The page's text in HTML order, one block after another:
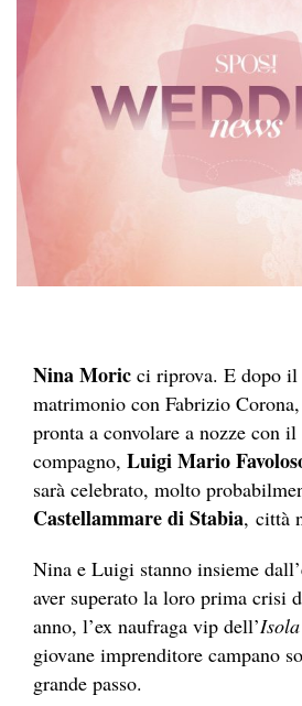
Nina Moric ci riprova. E dopo
matrimonio con Fabrizio
pronta a convolare a nozze con
compagno, Luigi Mario
sarà celebrato, molto
Castellammare di Stabia, città
Nina e Luigi stanno insieme
aver superato la loro prima crisi
anno, l’ex naufraga vip dell’
giovane imprenditore campano
grande passo.